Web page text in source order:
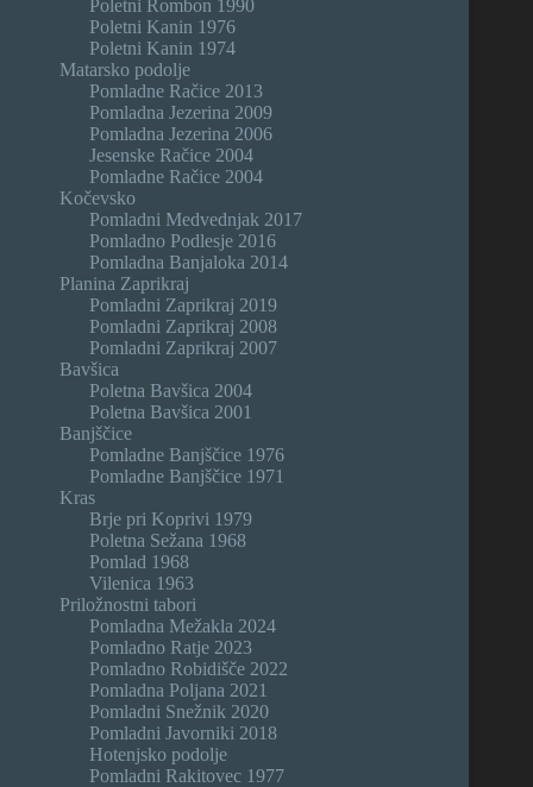
Poletni Rombon 1990
Poletni Kanin 1976
Poletni Kanin 1974
Matarsko podolje
Pomladne Račice 2013
Pomladna Jezerina 2009
Pomladna Jezerina 2006
Jesenske Račice 2004
Pomladne Račice 2004
Kočevsko
Pomladni Medvednjak 2017
Pomladno Podlesje 2016
Pomladna Banjaloka 2014
Planina Zaprikraj
Pomladni Zaprikraj 2019
Pomladni Zaprikraj 2008
Pomladni Zaprikraj 2007
Bavšica
Poletna Bavšica 2004
Poletna Bavšica 2001
Banjščice
Pomladne Banjščice 1976
Pomladne Banjščice 1971
Kras
Brje pri Koprivi 1979
Poletna Sežana 1968
Pomlad 1968
Vilenica 1963
Priložnostni tabori
Pomladna Mežakla 2024
Pomladno Ratje 2023
Pomladno Robidišče 2022
Pomladna Poljana 2021
Pomladni Snežnik 2020
Pomladni Javorniki 2018
Hotenjsko podolje
Pomladni Rakitovec 1977